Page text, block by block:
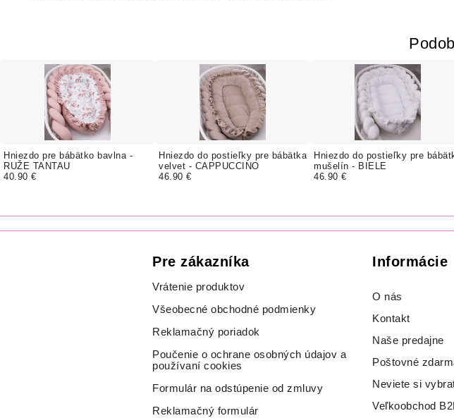
Hniezdo pre bábätko bavlna -
RUŽE TANTAU
40.90 €
Hniezdo do postieľky pre bábätka
velvet - CAPPUCCINO
46.90 €
Hniezdo do postieľky pre
mušelín - BIELE
46.90 €
Pre zákazníka
Vrátenie produktov
Všeobecné obchodné podmienky
Reklamačný poriadok
Poučenie o ochrane osobných údajov a
používaní cookies
Formulár na odstúpenie od zmluvy
Reklamačný formulár
Informácie
O nás
Kontakt
Naše predajne
Poštovné
Neviete si
Veľkoobchod